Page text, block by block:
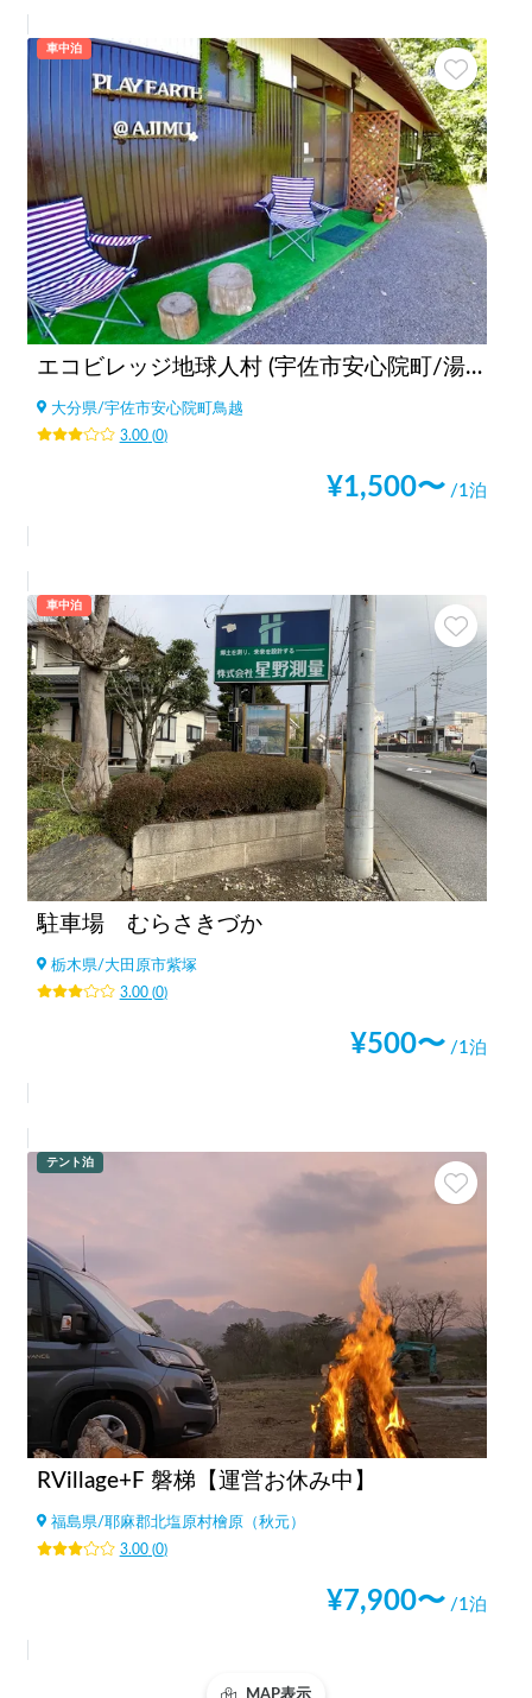
車中泊
エコビレッジ地球人村 (宇佐市安心院町/湯布院別府近く)
大分県/宇佐市安心院町鳥越
3.00(0)
¥1,500〜 /1泊
車中泊
駐車場 むらさきづか
栃木県/大田原市紫塚
3.00(0)
¥500〜 /1泊
テント泊
RVillage+F 磐梯【運営お休み中】
福島県/耶麻郡北塩原村檜原（秋元）
3.00(0)
¥7,900〜 /1泊
MAP表示